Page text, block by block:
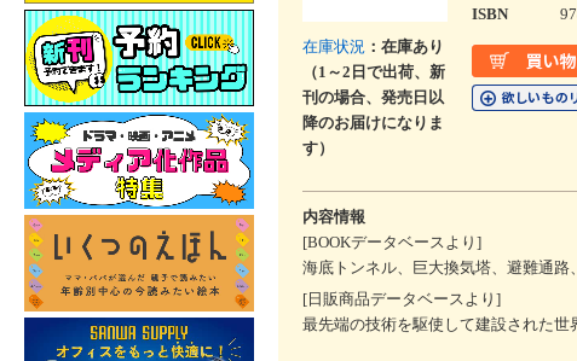
在庫状況 ：在庫あり
（1～2日で出荷、新
刊の場合、発売日以
降のお届けになりま
す）
ISBN
内容情報
[BOOKデータベースより]
海底トンネル、巨大換気塔、避難通
[日販商品データベースより]
最先端の技術を駆使して建設された世